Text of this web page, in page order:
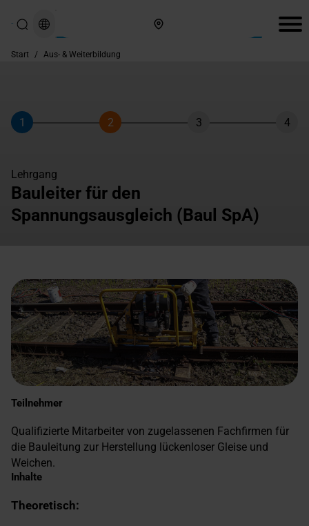
Start / Aus- & Weiterbildung
Schritt
1
Schritt
2
Schritt
3 4
Lehrgang
Bauleiter für den
Spannungsausgleich (Baul SpA)
Teilnehmer
Qualifizierte Mitarbeiter von zugelassenen Fachfirmen für
die Bauleitung zur Herstellung lückenloser Gleise und
Weichen.
Inhalte
Theoretisch: